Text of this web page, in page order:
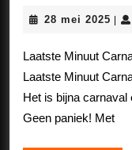
28 mei 2025 28
Laatste Minuut
Laatste Minuut
Het is bijna
Geen paniek! Met